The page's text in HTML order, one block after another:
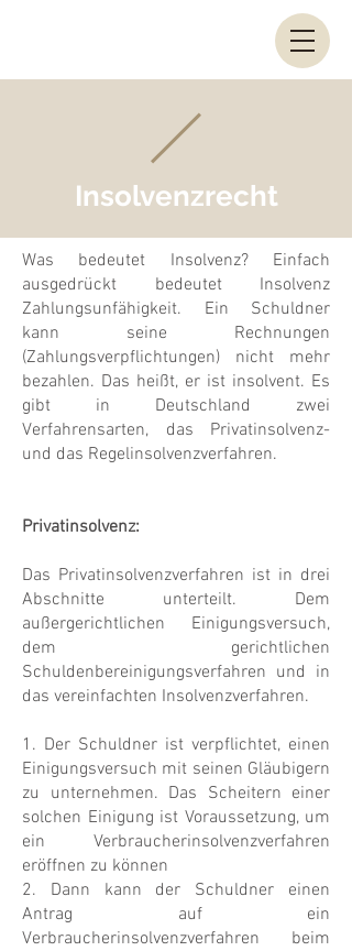
Insolvenzrecht
Was bedeutet Insolvenz? Einfach
ausgedrückt bedeutet Insolvenz
Zahlungsunfähigkeit. Ein Schuldner
kann seine Rechnungen
(Zahlungsverpflichtungen) nicht mehr
bezahlen. Das heißt, er ist insolvent. Es
gibt in Deutschland zwei
Verfahrensarten, das Privatinsolvenz-
und das Regelinsolvenzverfahren.
Privatinsolvenz:
Das Privatinsolvenzverfahren ist in drei
Abschnitte unterteilt. Dem
außergerichtlichen Einigungsversuch,
dem gerichtlichen
Schuldenbereinigungsverfahren und in
das vereinfachten Insolvenzverfahren.
1. Der Schuldner ist verpflichtet, einen
Einigungsversuch mit seinen Gläubigern
zu unternehmen. Das Scheitern einer
solchen Einigung ist Voraussetzung, um
ein Verbraucherinsolvenzverfahren
eröffnen zu können
2. Dann kann der Schuldner einen
Antrag auf ein
Verbraucherinsolvenzverfahren beim